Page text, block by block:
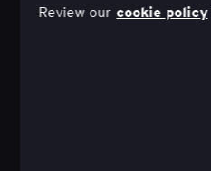
Review our cookie policy